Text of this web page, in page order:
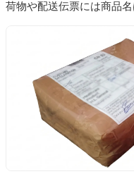
荷物や配送伝票には商品名